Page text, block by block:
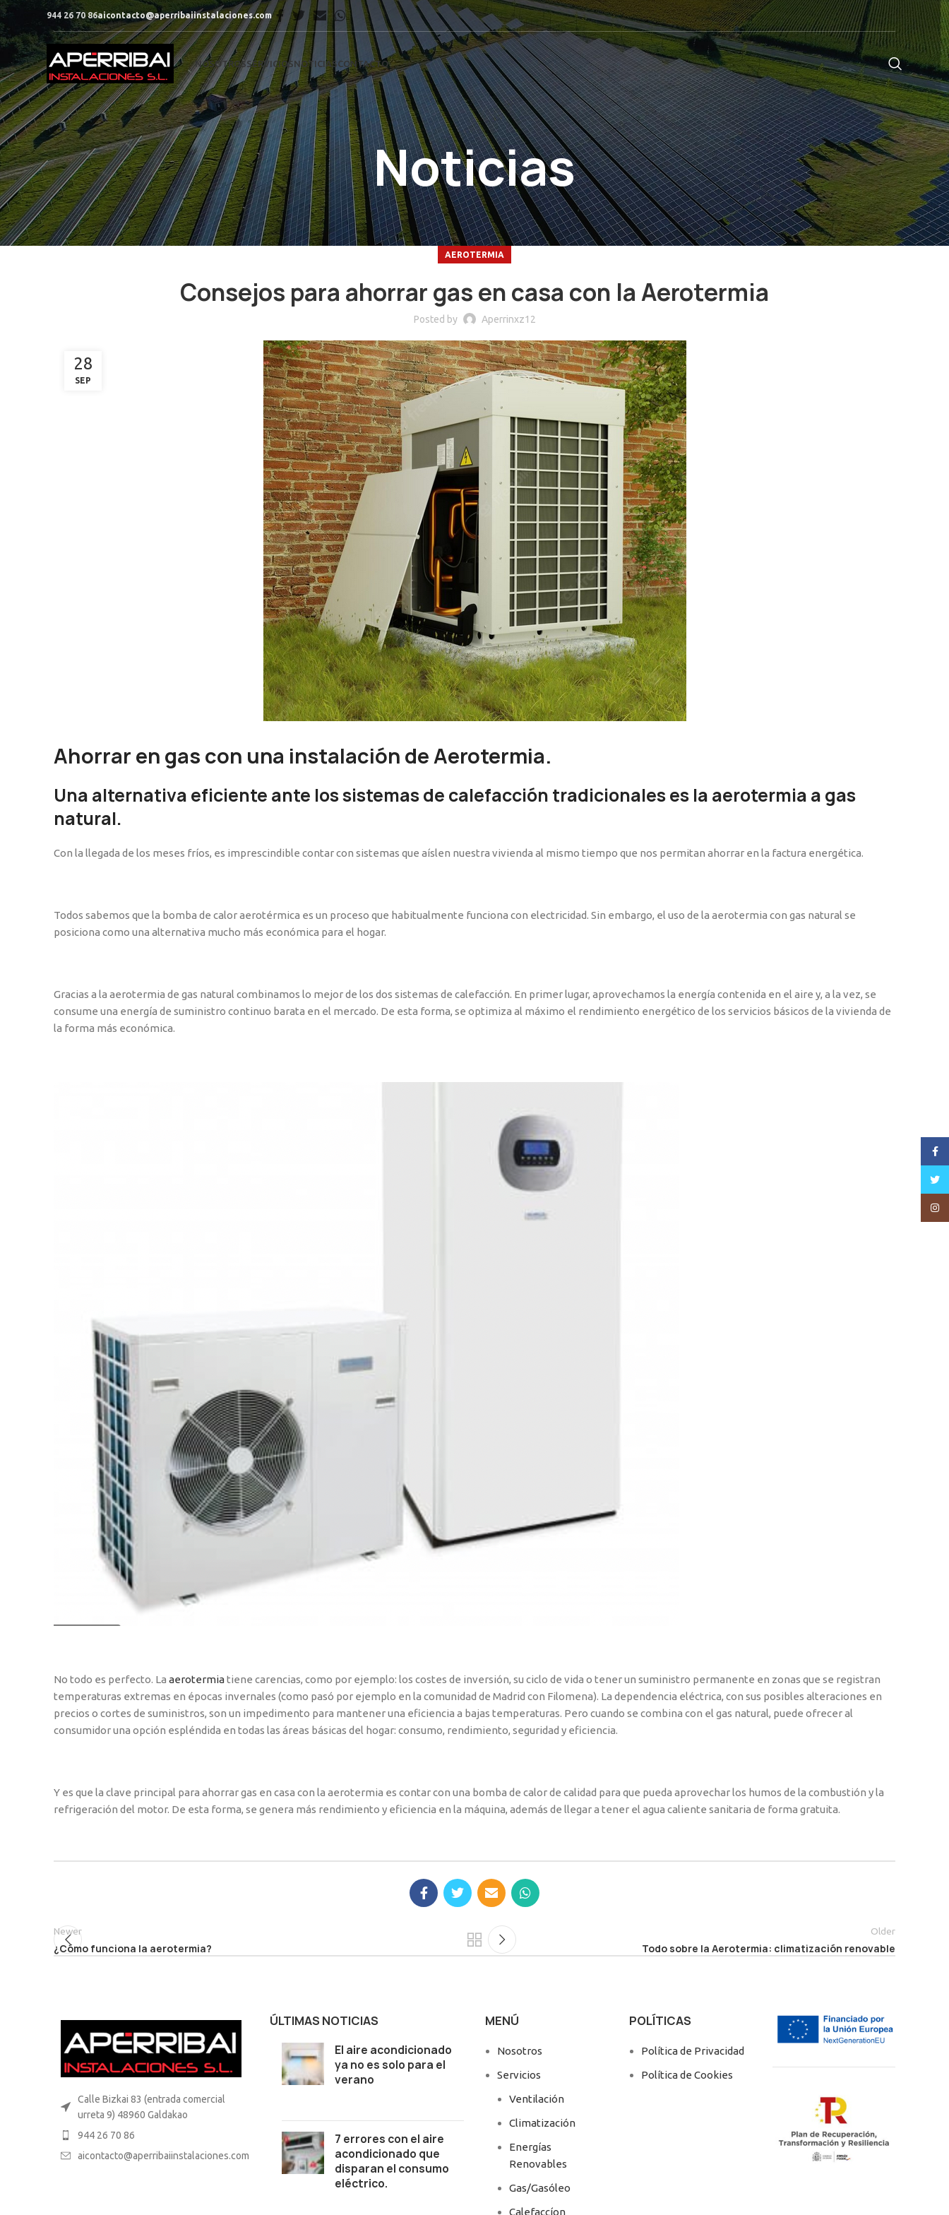
944 26 70 86aicontacto@aperribaiinstalaciones.com
NOSOTROSSERVICIOSNOTICIASCONTACTO
Noticias
AEROTERMIA
Consejos para ahorrar gas en casa con la Aerotermia
Posted by Aperrinxz12
28
SEP
Ahorrar en gas con una instalación de Aerotermia.
Una alternativa eficiente ante los sistemas de calefacción tradicionales es la aerotermia a gas
natural.
Con la llegada de los meses fríos, es imprescindible contar con sistemas que aíslen nuestra vivienda al mismo tiempo que nos permitan ahorrar en la factura energética.
Todos sabemos que la bomba de calor aerotérmica es un proceso que habitualmente funciona con electricidad. Sin embargo, el uso de la aerotermia con gas natural se
posiciona como una alternativa mucho más económica para el hogar.
Gracias a la aerotermia de gas natural combinamos lo mejor de los dos sistemas de calefacción. En primer lugar, aprovechamos la energía contenida en el aire y, a la vez, se
consume una energía de suministro continuo barata en el mercado. De esta forma, se optimiza al máximo el rendimiento energético de los servicios básicos de la vivienda de
la forma más económica.
No todo es perfecto. La aerotermiatiene carencias, como por ejemplo: los costes de inversión, su ciclo de vida o tener un suministro permanente en zonas que se registran
temperaturas extremas en épocas invernales (como pasó por ejemplo en la comunidad de Madrid con Filomena). La dependencia eléctrica, con sus posibles alteraciones en
precios o cortes de suministros, son un impedimento para mantener una eficiencia a bajas temperaturas. Pero cuando se combina con el gas natural, puede ofrecer al
consumidor una opción espléndida en todas las áreas básicas del hogar: consumo, rendimiento, seguridad y eficiencia.
Y es que la clave principal para ahorrar gas en casa con la aerotermia es contar con una bomba de calor de calidad para que pueda aprovechar los humos de la combustión y la
refrigeración del motor. De esta forma, se genera más rendimiento y eficiencia en la máquina, además de llegar a tener el agua caliente sanitaria de forma gratuita.
Newer
¿Cómo funciona la aerotermia?
Older
Todo sobre la Aerotermia: climatización renovable
Calle Bizkai 83 (entrada comercial
urreta 9) 48960 Galdakao
944 26 70 86
aicontacto@aperribaiinstalaciones.com
ÚLTIMAS NOTICIAS
El aire acondicionado
ya no es solo para el
verano
7 errores con el aire
acondicionado que
disparan el consumo
eléctrico.
MENÚ
Nosotros
Servicios
Ventilación
Climatización
Energías
Renovables
Gas/Gasóleo
Calefaccíon
POLÍTICAS
Política de Privacidad
Política de Cookies